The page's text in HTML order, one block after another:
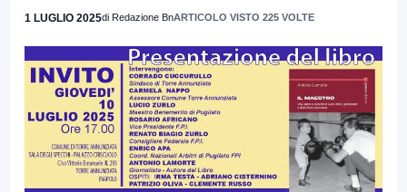
1 LUGLIO 2025di Redazione BnARTICOLO VISTO 225 VOLTE